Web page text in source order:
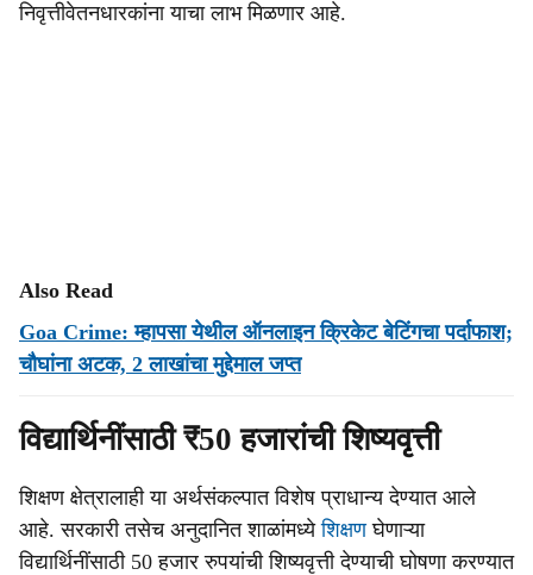
निवृत्तीवेतनधारकांना याचा लाभ मिळणार आहे.
Also Read
Goa Crime: म्हापसा येथील ऑनलाइन क्रिकेट बेटिंगचा पर्दाफाश;
चौघांना अटक, 2 लाखांचा मुद्देमाल जप्त
विद्यार्थिनींसाठी ₹50 हजारांची शिष्यवृत्ती
शिक्षण क्षेत्रालाही या अर्थसंकल्पात विशेष प्राधान्य देण्यात आले
आहे. सरकारी तसेच अनुदानित शाळांमध्येशिक्षणघेणाऱ्या
विद्यार्थिनींसाठी 50 हजार रुपयांची शिष्यवृत्ती देण्याची घोषणा करण्यात